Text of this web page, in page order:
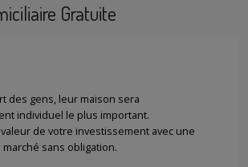
Gratuite
des gens, leur maison sera
individuel le plus important.
de votre investissement avec une
sans obligation.